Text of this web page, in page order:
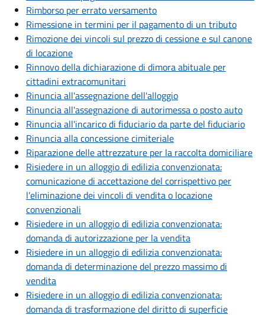
Rimborso per errato versamento
Rimessione in termini per il pagamento di un tributo
Rimozione dei vincoli sul prezzo di cessione e sul canone
di locazione
Rinnovo della dichiarazione di dimora abituale per
cittadini extracomunitari
Rinuncia all'assegnazione dell'alloggio
Rinuncia all'assegnazione di autorimessa o posto auto
Rinuncia all'incarico di fiduciario da parte del fiduciario
Rinuncia alla concessione cimiteriale
Riparazione delle attrezzature per la raccolta domiciliare
Risiedere in un alloggio di edilizia convenzionata:
comunicazione di accettazione del corrispettivo per
l’eliminazione dei vincoli di vendita o locazione
convenzionali
Risiedere in un alloggio di edilizia convenzionata:
domanda di autorizzazione per la vendita
Risiedere in un alloggio di edilizia convenzionata:
domanda di determinazione del prezzo massimo di
vendita
Risiedere in un alloggio di edilizia convenzionata:
domanda di trasformazione del diritto di superficie